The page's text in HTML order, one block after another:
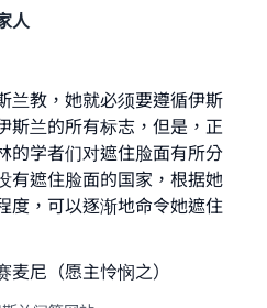
人
兰教，她就必须要遵循伊斯
斯兰的所有标志，但是，正
的学者们对遮住脸面有所分
有遮住脸面的国家，根据她
度，可以逐渐地命令她遮住
尼（愿主怜悯之）
on millions of lives
today
for our mission.
others to doing what is
reward as those who